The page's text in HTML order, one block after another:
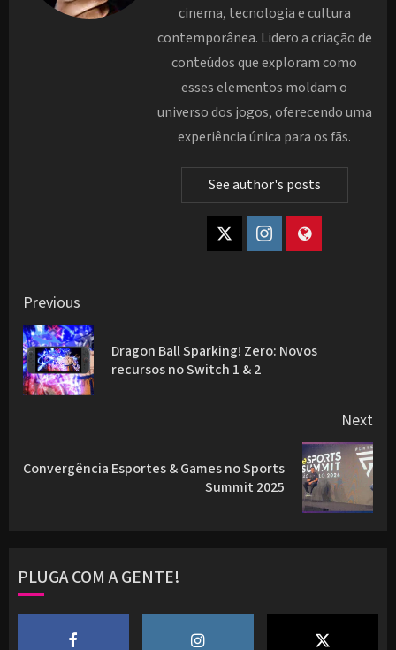
cinema, tecnologia e cultura
contemporânea. Lidero a criação de
conteúdos que exploram como
esses elementos moldam o
universo dos jogos, oferecendo uma
experiência única para os fãs.
See author's posts
Post
navigation
Previous
Dragon Ball Sparking! Zero: Novos
recursos no Switch 1 & 2
Next
Next
Convergência Esportes & Games no Sports
Summit 2025
PLUGA COM A GENTE!